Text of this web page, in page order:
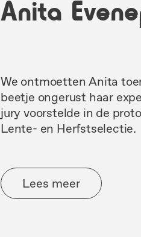
Anita
We ontmoetten Anita
beetje ongerust haar
jury voorstelde in de
Lente- en Herfstselectie.
Lees meer